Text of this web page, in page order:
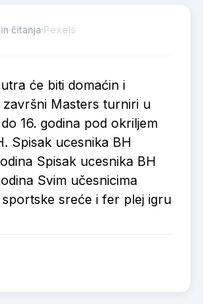
čitanja·Pexels
će biti domaćin i
Masters turniri u
16. godina pod okriljem
Spisak ucesnika BH
Spisak ucesnika BH
Svim učesnicima
sreće i fer plej igru